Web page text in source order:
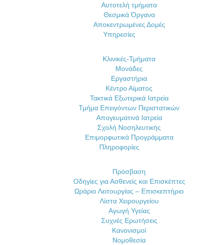
Αυτοτελή τμήματα
Θεσμικά Όργανα
Αποκεντρωμένες Δομές
Υπηρεσίες
Κλινικές-Τμήματα
Μονάδες
Εργαστήρια
Κέντρο Αίματος
Τακτικά Εξωτερικά Ιατρεία
Τμήμα Επειγόντων Περιστατικών
Απογευματινά Ιατρεία
Σχολή Νοσηλευτικής
Επιμορφωτικά Προγράμματα
Πληροφορίες
Πρόσβαση
Οδηγίες για Ασθενείς και Επισκέπτες
Ωράριο Λειτουργίας – Επισκεπτήριο
Λίστα Χειρουργείου
Αγωγή Υγείας
Συχνές Ερωτήσεις
Κανονισμοί
Νομοθεσία